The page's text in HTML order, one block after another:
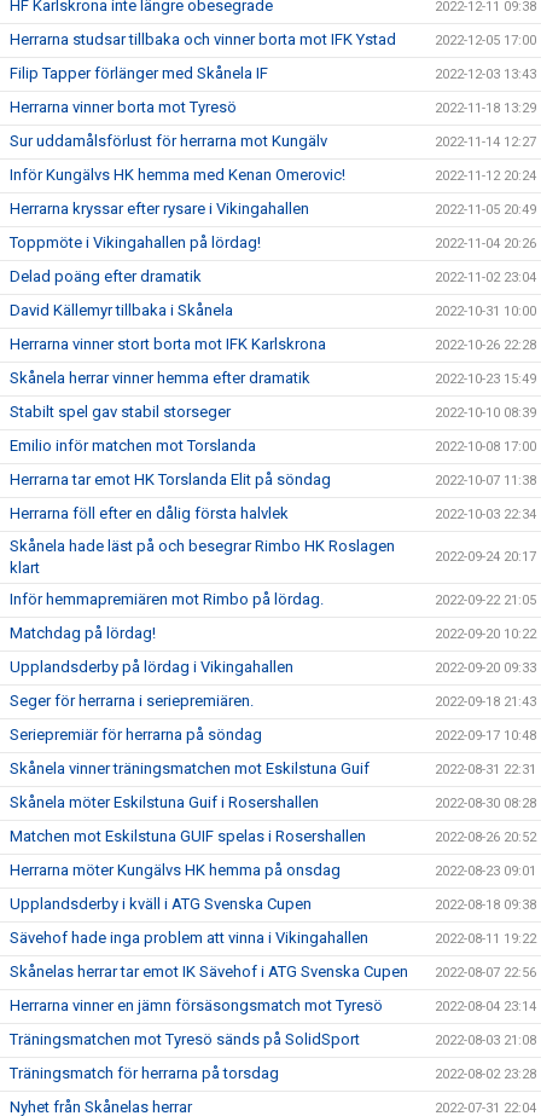
HF Karlskrona inte längre obesegrade 2022-12-11 09:38
Herrarna studsar tillbaka och vinner borta mot IFK Ystad 2022-12-05 17:00
Filip Tapper förlänger med Skånela IF 2022-12-03 13:43
Herrarna vinner borta mot Tyresö 2022-11-18 13:29
Sur uddamålsförlust för herrarna mot Kungälv 2022-11-14 12:27
Inför Kungälvs HK hemma med Kenan Omerovic! 2022-11-12 20:24
Herrarna kryssar efter rysare i Vikingahallen 2022-11-05 20:49
Toppmöte i Vikingahallen på lördag! 2022-11-04 20:26
Delad poäng efter dramatik 2022-11-02 23:04
David Källemyr tillbaka i Skånela 2022-10-31 10:00
Herrarna vinner stort borta mot IFK Karlskrona 2022-10-26 22:28
Skånela herrar vinner hemma efter dramatik 2022-10-23 15:49
Stabilt spel gav stabil storseger 2022-10-10 08:39
Emilio inför matchen mot Torslanda 2022-10-08 17:00
Herrarna tar emot HK Torslanda Elit på söndag 2022-10-07 11:38
Herrarna föll efter en dålig första halvlek 2022-10-03 22:34
Skånela hade läst på och besegrar Rimbo HK Roslagen
klart
2022-09-24 20:17
Inför hemmapremiären mot Rimbo på lördag. 2022-09-22 21:05
Matchdag på lördag! 2022-09-20 10:22
Upplandsderby på lördag i Vikingahallen 2022-09-20 09:33
Seger för herrarna i seriepremiären. 2022-09-18 21:43
Seriepremiär för herrarna på söndag 2022-09-17 10:48
Skånela vinner träningsmatchen mot Eskilstuna Guif 2022-08-31 22:31
Skånela möter Eskilstuna Guif i Rosershallen 2022-08-30 08:28
Matchen mot Eskilstuna GUIF spelas i Rosershallen 2022-08-26 20:52
Herrarna möter Kungälvs HK hemma på onsdag 2022-08-23 09:01
Upplandsderby i kväll i ATG Svenska Cupen 2022-08-18 09:38
Sävehof hade inga problem att vinna i Vikingahallen 2022-08-11 19:22
Skånelas herrar tar emot IK Sävehof i ATG Svenska Cupen 2022-08-07 22:56
Herrarna vinner en jämn försäsongsmatch mot Tyresö 2022-08-04 23:14
Träningsmatchen mot Tyresö sänds på SolidSport 2022-08-03 21:08
Träningsmatch för herrarna på torsdag 2022-08-02 23:28
Nyhet från Skånelas herrar 2022-07-31 22:04